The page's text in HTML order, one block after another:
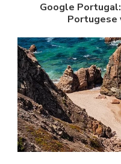
Google
Portugese